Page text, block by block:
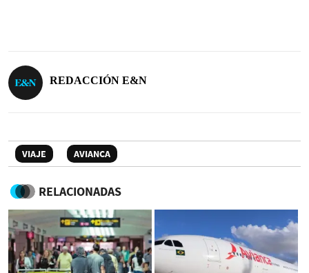
REDACCIÓN E&N
VIAJE AVIANCA
RELACIONADAS